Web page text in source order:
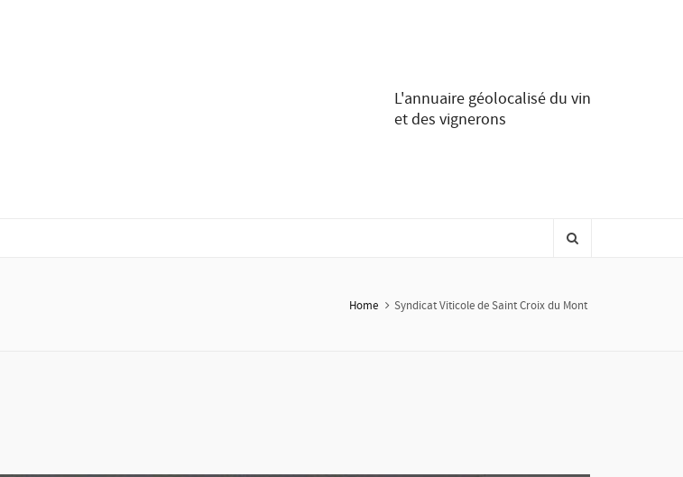
L'annuaire géolocalisé du vin
et des vignerons
Home Syndicat Viticole de Saint Croix du Mont